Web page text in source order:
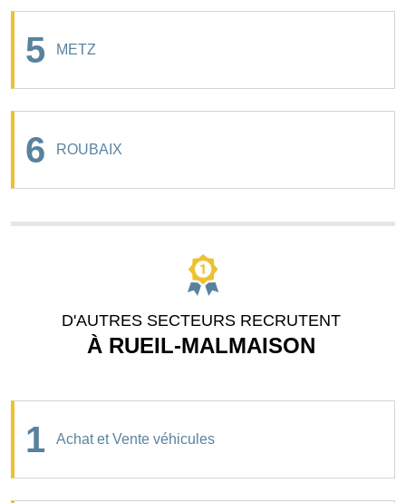
5 METZ
6 ROUBAIX
D'AUTRES SECTEURS RECRUTENT
À RUEIL-MALMAISON
1 Achat et Vente véhicules